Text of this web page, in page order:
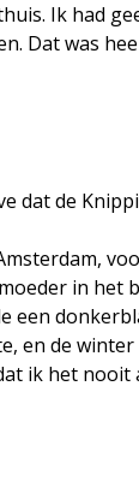
Ik had
Dat was
dat de
in het
een
en de
ik het